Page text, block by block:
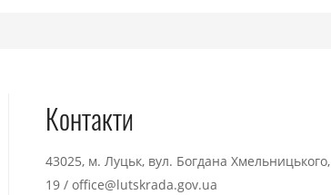
Контакти
43025, м. Луцьк, вул. Богдана Хмельницького,
19 / office@lutskrada.gov.ua